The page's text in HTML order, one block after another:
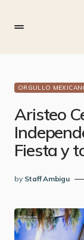
ORGULLO
Aristeo
Fiesta y
by Staff Ambigu